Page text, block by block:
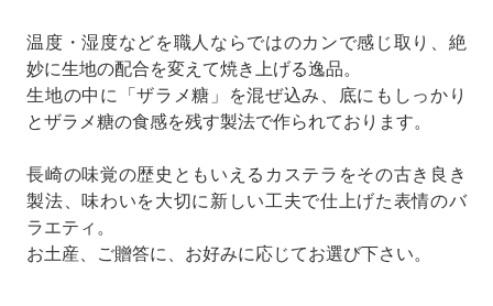
温度・湿度などを職人ならではのカンで感じ取り、絶
妙に生地の配合を変えて焼き上げる逸品。
生地の中に「ザラメ糖」を混ぜ込み、底にもしっかり
とザラメ糖の食感を残す製法で作られております。
長崎の味覚の歴史ともいえるカステラをその古き良き
製法、味わいを大切に新しい工夫で仕上げた表情のバ
ラエティ。
お土産、ご贈答に、お好みに応じてお選び下さい。